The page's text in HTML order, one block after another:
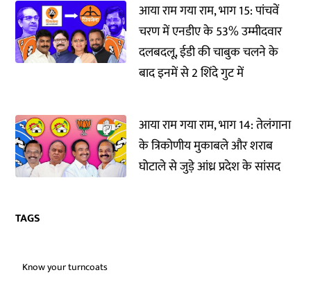
आया राम गया राम, भाग 15: पांचवें
चरण में एनडीए के 53% उम्मीदवार
दलबदलू, ईडी की चाबुक चलने के
बाद इनमें से 2 शिंदे गुट में
आया राम गया राम, भाग 14: तेलंगाना
के त्रिकोणीय मुकाबले और शराब
घोटाले से जुड़े आंध्र प्रदेश के सांसद
TAGS
Know your turncoats